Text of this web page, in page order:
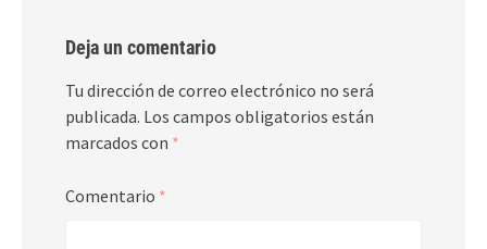
Deja un comentario
Tu dirección de correo electrónico no será
publicada. Los campos obligatorios están
marcados con *
Comentario *